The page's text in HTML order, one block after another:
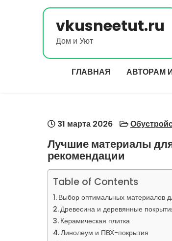
vkusneetut.ru
Дом и Уют
ГЛАВНАЯ АВТОРАМ
31 марта 2026
Лучшие материалы
рекомендации
Table of Contents
Выбор оптимальных материалов
Древесина и деревянные
Керамическая плитка
Линолеум и ПВХ-покрытия